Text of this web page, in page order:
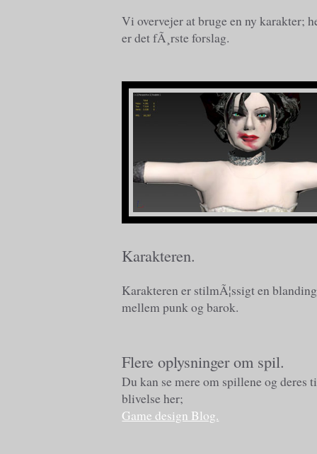
Vi overvejer at bruge en ny karakter;
er det fÃ¸rste forslag.
Karakteren.
Karakteren er stilmÃ¦ssigt en blanding
mellem punk og barok.
Flere oplysninger om spil.
Du kan se mere om spillene og deres
blivelse her;
Game design Blog.